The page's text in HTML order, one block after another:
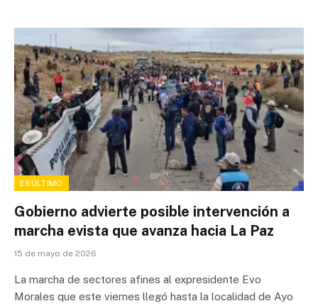
ESÚLTIMO
Gobierno advierte posible intervención a
marcha evista que avanza hacia La Paz
15 de mayo de 2026
La marcha de sectores afines al expresidente Evo
Morales que este viernes llegó hasta la localidad de Ayo